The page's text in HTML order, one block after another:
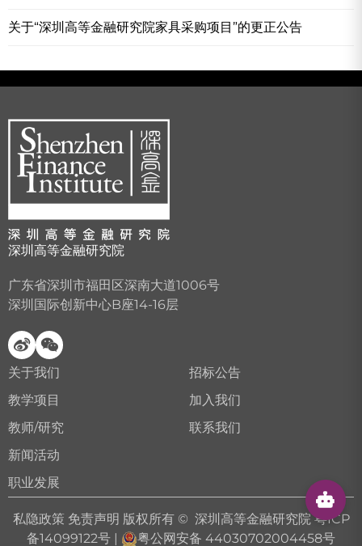
关于“深圳高等金融研究院家具采购项目”的更正公告
深圳高等金融研究院
广东省深圳市福田区深南大道1006号
深圳国际创新中心B座14-16层
关于我们
教学项目
教师/研究
新闻活动
职业发展
招标公告
加入我们
联系我们
私隐政策 免责声明 版权所有 © 深圳高等金融研究院 粤ICP
备14099122号 | 粤公网安备 44030702004458号